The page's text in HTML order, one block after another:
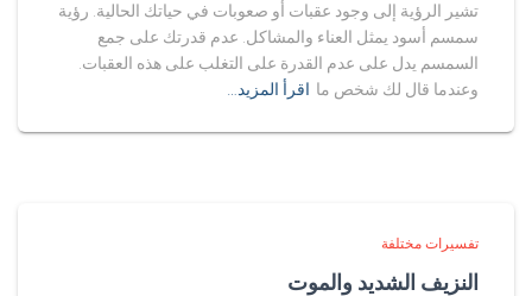
تشير الرؤية إلى وجود عقبات أو صعوبات في حياتك الحالية. رؤية
سمسم أسود يمثل العناء والمشاكل. عدم قدرتك على جمع
السمسم يدل على عدم القدرة على التغلب على هذه العقبات.
وعندما قال لك شخص ما اقرأ المزيد…
تفسيرات مختلفة
النزيف الشديد والموت